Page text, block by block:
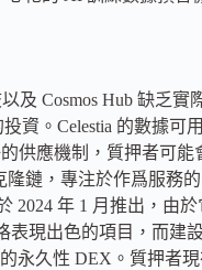
Cosmos Hub 缺乏實
資。Celestia 的數據可
供應機制，質押者可能
隆鏈，專注於作爲服務
2024 年 1 月推出，由
表現出色的項目，而建
永久性 DEX。質押者